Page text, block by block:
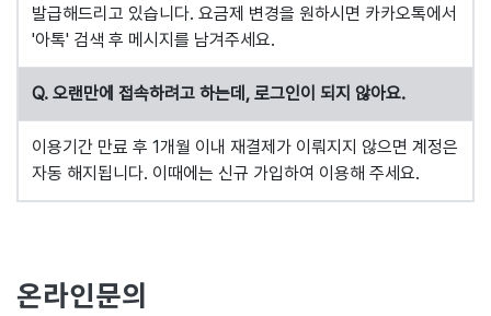
발급해드리고 있습니다. 요금제 변경을 원하시면 카카오톡에서
'아톡' 검색 후 메시지를 남겨주세요.
Q. 오랜만에 접속하려고 하는데, 로그인이 되지 않아요.
이용기간 만료 후 1개월 이내 재결제가 이뤄지지 않으면 계정은
자동 해지됩니다. 이때에는 신규 가입하여 이용해 주세요.
온라인문의